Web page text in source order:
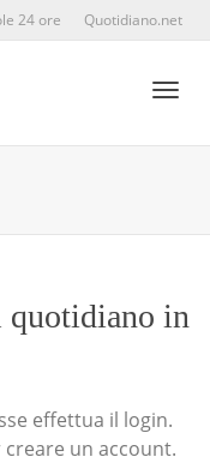
24 ore Quotidiano.net
quotidiano in
effettua il login.
creare un account.